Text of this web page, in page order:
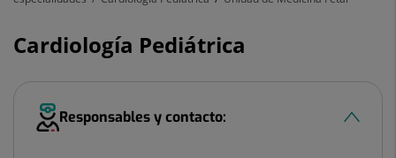
Cardiología Pediátrica
Responsables y contacto: